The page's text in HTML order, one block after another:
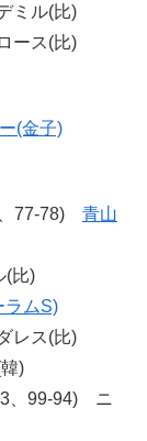
ミル(比)
ース(比)
(金子)
77-78) 青山
(比)
ラムS)
レス(比)
)
、99-94) ニ